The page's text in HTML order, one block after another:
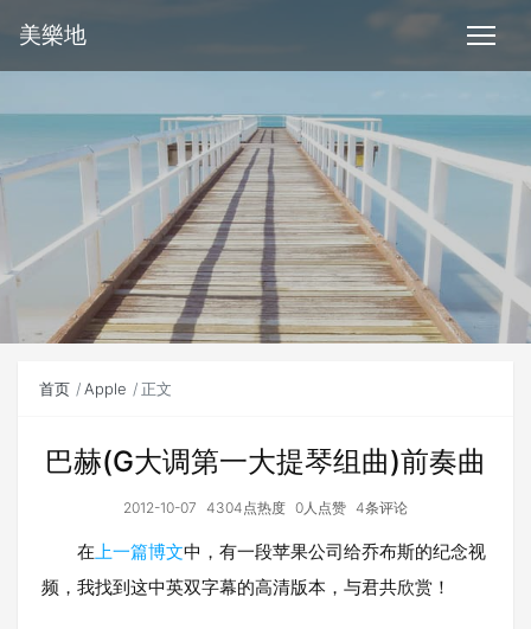
美樂地
首页 Apple 正文
巴赫(G大调第一大提琴组曲)前奏曲
2012-10-07 4304点热度 0人点赞 4条评论
在上一篇博文中，有一段苹果公司给乔布斯的纪念视
频，我找到这中英双字幕的高清版本，与君共欣赏！